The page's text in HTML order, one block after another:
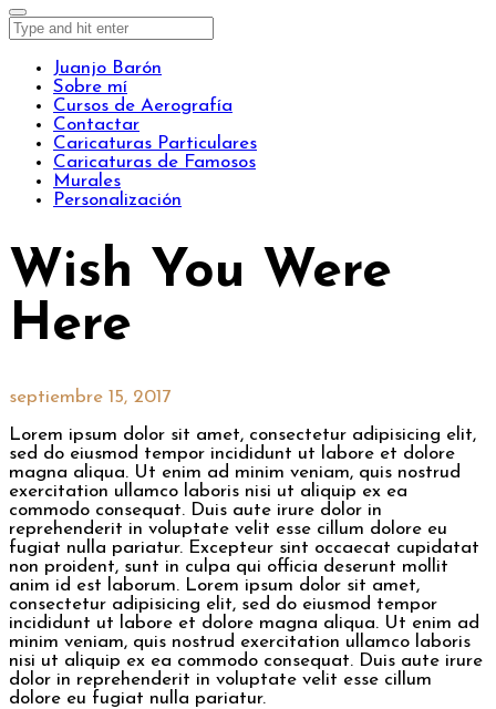
Juanjo Barón
Sobre mí
Cursos de Aerografía
Contactar
Caricaturas Particulares
Caricaturas de Famosos
Murales
Personalización
Wish You Were
Here
septiembre 15, 2017
Lorem ipsum dolor sit amet, consectetur adipisicing elit,
sed do eiusmod tempor incididunt ut labore et dolore
magna aliqua. Ut enim ad minim veniam, quis nostrud
exercitation ullamco laboris nisi ut aliquip ex ea
commodo consequat. Duis aute irure dolor in
reprehenderit in voluptate velit esse cillum dolore eu
fugiat nulla pariatur. Excepteur sint occaecat cupidatat
non proident, sunt in culpa qui officia deserunt mollit
anim id est laborum. Lorem ipsum dolor sit amet,
consectetur adipisicing elit, sed do eiusmod tempor
incididunt ut labore et dolore magna aliqua. Ut enim ad
minim veniam, quis nostrud exercitation ullamco laboris
nisi ut aliquip ex ea commodo consequat. Duis aute irure
dolor in reprehenderit in voluptate velit esse cillum
dolore eu fugiat nulla pariatur.